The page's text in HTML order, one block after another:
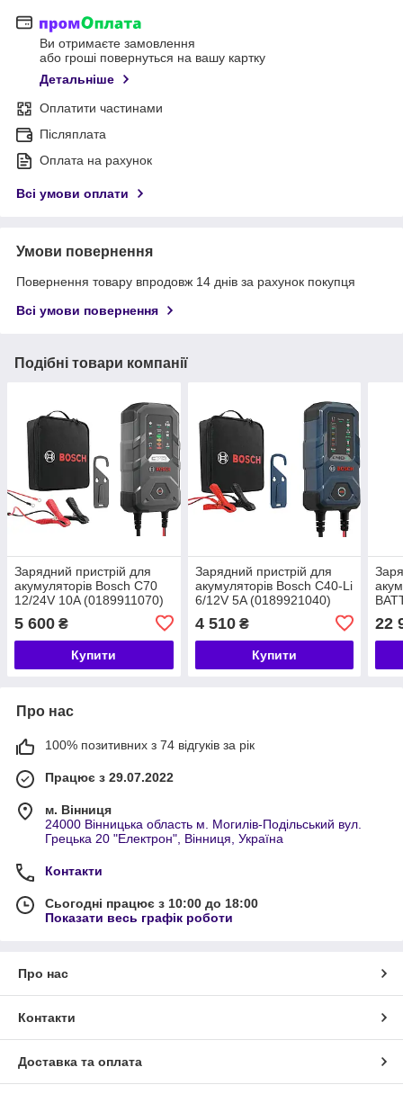
Ви отримаєте замовлення
або гроші повернуться на вашу картку
Детальніше
Оплатити частинами
Післяплата
Оплата на рахунок
Всі умови оплати
Умови повернення
Повернення товару впродовж 14 днів за рахунок покупця
Всі умови повернення
Подібні товари компанії
Зарядний пристрій для
акумуляторів Bosch C70
12/24V 10A (0189911070)
5 600 ₴
Купити
Зарядний пристрій для
акумуляторів Bosch C40-Li
6/12V 5A (0189921040)
4 510₴
Купити
22
Про нас
100% позитивних з 74 відгуків за рік
Працює з 29.07.2022
м. Вінниця
24000 Вінницька область м. Могилів-Подільський вул.
Грецька 20 "Електрон", Вінниця, Україна
Контакти
Сьогодні працює з 10:00 до 18:00
Показати весь графік роботи
Про нас
Контакти
Доставка та оплата